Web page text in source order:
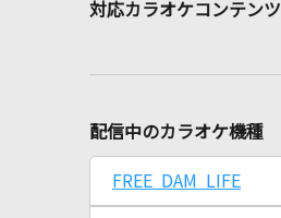
対応カラオケコンテンツ
配信中のカラオケ機種
FREE DAM LIFE